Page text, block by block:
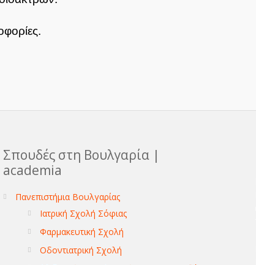
Σπουδές στη Βουλγαρία |
academia
Πανεπιστήμια Βουλγαρίας
Ιατρική Σχολή Σόφιας
Φαρμακευτική Σχολή
Οδοντιατρική Σχολή